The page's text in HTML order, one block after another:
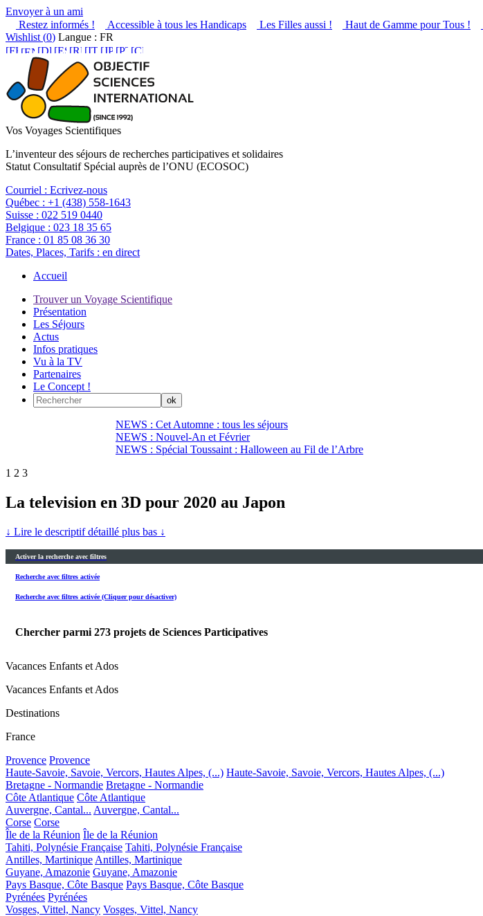
Envoyer à un ami
Restez informés !
Accessible à tous les Handicaps Les Filles aussi ! Haut de Gamme pour Tous !
Wishlist (0) Langue : FR
Vos Voyages Scientifiques
L’inventeur des séjours de recherches participatives et solidaires
Statut Consultatif Spécial auprès de l’ONU (ECOSOC)
Courriel : Ecrivez-nous
Québec : +1 (438) 558-1643
Suisse : 022 519 0440
Belgique : 023 18 35 65
France : 01 85 08 36 30
Dates, Places, Tarifs : en direct
Accueil
Trouver un Voyage Scientifique
Présentation
Les Séjours
Actus
Infos pratiques
Vu à la TV
Partenaires
Le Concept !
NEWS : Cet Automne : tous les séjours
NEWS : Nouvel-An et Février
NEWS : Spécial Toussaint : Halloween au Fil de l’Arbre
1 2 3
La television en 3D pour 2020 au Japon
↓ Lire le descriptif détaillé plus bas ↓
Activer la recherche avec filtres
Recherche avec filtres activée
Recherche avec filtres activée (Cliquer pour désactiver)
Chercher parmi 273 projets de Sciences Participatives
Vacances Enfants et Ados
Vacances Enfants et Ados
Destinations
France
Provence Provence
Haute-Savoie, Savoie, Vercors, Hautes Alpes, (...) Haute-Savoie, Savoie, Vercors, Hautes Alpes, (...)
Bretagne - Normandie Bretagne - Normandie
Côte Atlantique Côte Atlantique
Auvergne, Cantal... Auvergne, Cantal...
Corse Corse
Île de la Réunion Île de la Réunion
Tahiti, Polynésie Française Tahiti, Polynésie Française
Antilles, Martinique Antilles, Martinique
Guyane, Amazonie Guyane, Amazonie
Pays Basque, Côte Basque Pays Basque, Côte Basque
Pyrénées Pyrénées
Vosges, Vittel, Nancy Vosges, Vittel, Nancy